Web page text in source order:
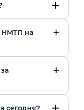
НМТП на
сегодня?